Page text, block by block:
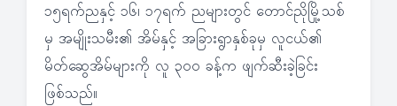
၁၅ရက်ညနှင့် ၁၆၊ ၁၇ရက် ညများတွင် တောင်ညိုမြို့သစ်
မှ အမျိုးသမီး၏ အိမ်နှင့် အခြားရွာနှစ်ခုမှ လူငယ်၏
မိတ်ဆွေအိမ်များကို လူ ၃၀၀ ခန့်က ဖျက်ဆီးခဲ့ခြင်း
ဖြစ်သည်။